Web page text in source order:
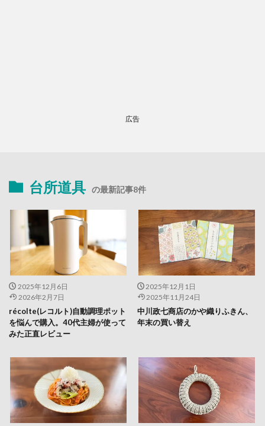
広告
台所道具 の最新記事8件
2025年12月6日
2026年2月7日
récolte(レコルト)自動調理ポット
を悩んで購入。40代主婦が使って
みた正直レビュー
2025年12月1日
2025年11月24日
中川政七商店のかや織りふきん、
年末の買い替え